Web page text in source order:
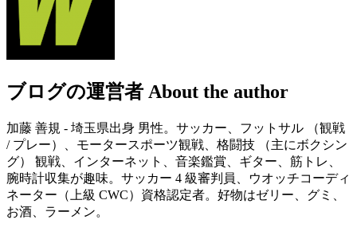
ブログの運営者 About the author
加藤 善規 - 埼玉県出身 男性。サッカー、フットサル （観戦
/ プレー）、モータースポーツ観戦、格闘技 （主にボクシン
グ） 観戦、インターネット、音楽鑑賞、ギター、筋トレ、
腕時計収集が趣味。サッカー 4 級審判員、ウオッチコーディ
ネーター（上級 CWC）資格認定者。好物はゼリー、グミ、
お酒、ラーメン。